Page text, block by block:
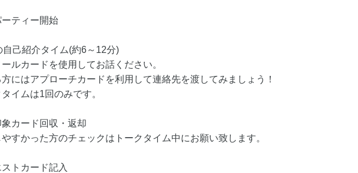
ーティー開始
自己紹介タイム(約6～12分)
ルカードを使用してお話ください。
にはアプローチカードを利用して連絡先を渡してみましょう！
イムは1回のみです。
象カード回収・返却
すかった方のチェックはトークタイム中にお願い致します。
ストカード記入